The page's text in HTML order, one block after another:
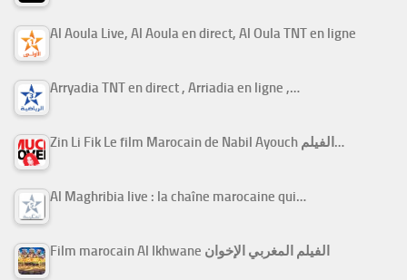
Al Aoula Live, Al Aoula en direct, Al Oula TNT en ligne
Arryadia TNT en direct , Arriadia en ligne ,…
Zin Li Fik Le film Marocain de Nabil Ayouch الفيلم…
Al Maghribia live : la chaîne marocaine qui…
Film marocain Al Ikhwane الفيلم المغربي الإخوان